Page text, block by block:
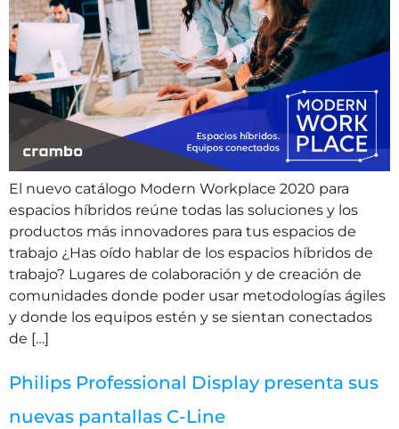
El nuevo catálogo Modern Workplace 2020 para
espacios híbridos reúne todas las soluciones y los
productos más innovadores para tus espacios de
trabajo ¿Has oído hablar de los espacios híbridos de
trabajo? Lugares de colaboración y de creación de
comunidades donde poder usar metodologías ágiles
y donde los equipos estén y se sientan conectados
de […]
Philips Professional Display presenta sus
nuevas pantallas C-Line